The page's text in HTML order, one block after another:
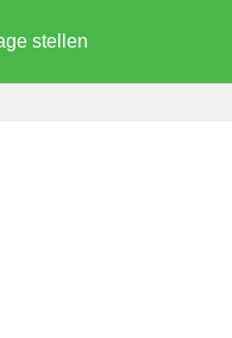
stellen